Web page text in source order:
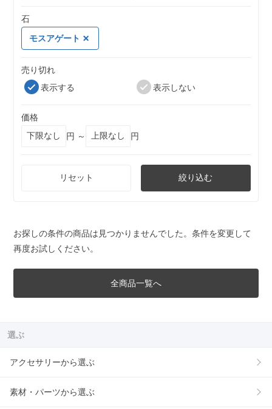
石
モスアゲート
売り切れ
表示する
表示しない
価格
円 ～
円
リセット 絞り込む
お探しの条件の商品は見つかりませんでした。条件を変更して
再度お試しください。
全商品一覧へ
選ぶ
アクセサリーから選ぶ
素材・パーツから選ぶ